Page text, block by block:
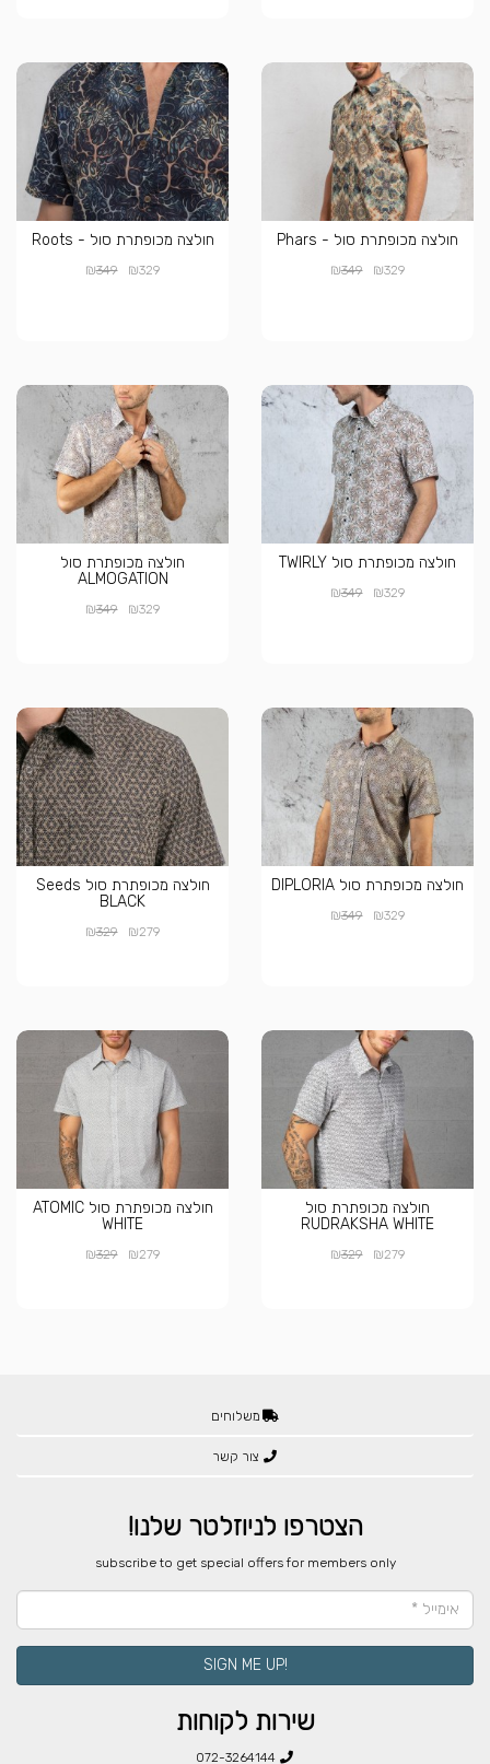
חולצה מכופתרת סול - Phars
₪329
₪349
חולצה מכופתרת סול - Roots
₪329
₪349
חולצה מכופתרת סול TWIRLY
₪329
₪349
חולצה מכופתרת סול
ALMOGATION
₪329
₪349
חולצה מכופתרת סול DIPLORIA
₪329
₪349
חולצה מכופתרת סול Seeds
BLACK
₪279
₪329
חולצה מכופתרת סול
RUDRAKSHA WHITE
₪279
₪329
חולצה מכופתרת סול ATOMIC
WHITE
₪279
₪329
משלוחים
צור קשר
הצטרפו לניוזלטר שלנו!
​subscribe to get special offers for members only
!SIGN ME UP
שירות לקוחות
072-3264144